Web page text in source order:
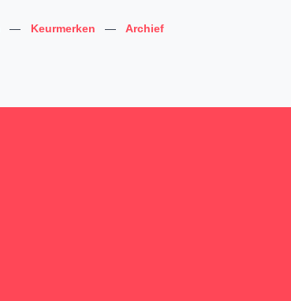
— Keurmerken —
Archief